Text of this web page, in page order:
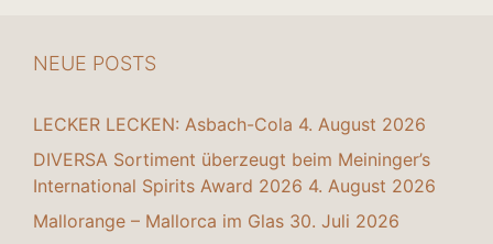
NEUE POSTS
LECKER LECKEN: Asbach-Cola 4. August 2026
DIVERSA Sortiment überzeugt beim Meininger’s
International Spirits Award 2026 4. August 2026
Mallorange – Mallorca im Glas 30. Juli 2026